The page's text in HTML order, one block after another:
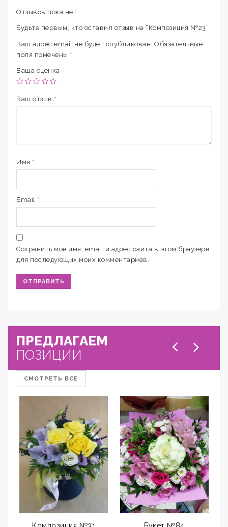
Отзывов пока нет.
Будьте первым, кто оставил отзыв на “Композиция №23”
Ваш адрес email не будет опубликован. Обязательные
поля помечены *
Ваша оценка
Ваш отзыв *
Имя *
Email *
Сохранить моё имя, email и адрес сайта в этом браузере
для последующих моих комментариев.
ПРЕДЛАГАЕМ
ПОЗИЦИИ
СМОТРЕТЬ ВСЕ
Композиция №31 Букет №84